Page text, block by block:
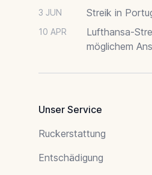
3 JUN Streik in
10 APR
Lufthansa-
möglichem
Unser Service
Ruckerstattung
Entschädigung